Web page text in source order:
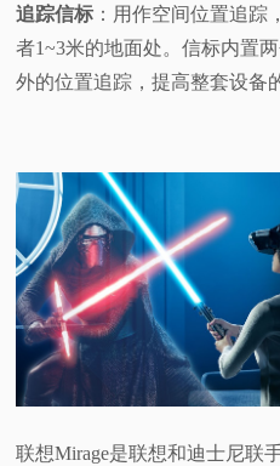
追踪信标 ：用作空间位置追
者1~3米的地面处。信标内置
外的位置追踪，提高整套设备
联想Mirage是联想和迪士尼联